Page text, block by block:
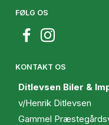
FØLG OS
KONTAKT OS
Ditlevsen Biler &
v/Henrik Ditlevsen
Gammel